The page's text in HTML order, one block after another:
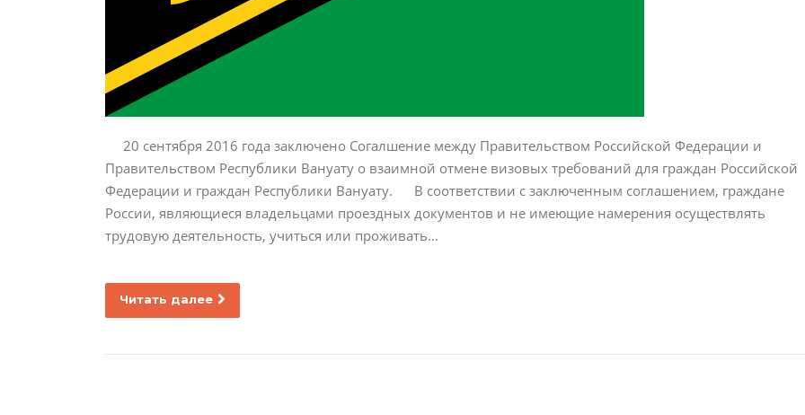
20 сентября 2016 года заключено Согалшение между Правительством Российской Федерации и
Правительством Республики Вануату о взаимной отмене визовых требований для граждан Российской
Федерации и граждан Республики Вануату. В соответствии с заключенным соглашением, граждане
России, являющиеся владельцами проездных документов и не имеющие намерения осуществлять
трудовую деятельность, учиться или проживать…
Читать далее